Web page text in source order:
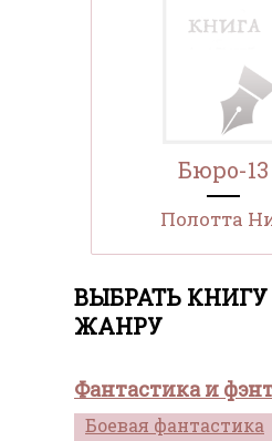
Бюро-13
Полотта
ВЫБРАТЬ
ЖАНРУ
Фантастика и
Боевая фантастика